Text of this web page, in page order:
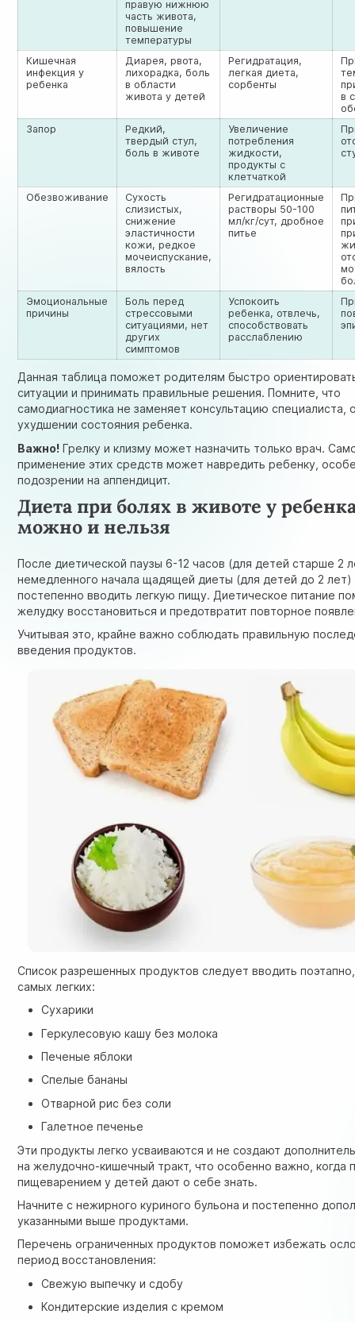
правую нижнюю
часть живота,
повышение
температуры
Кишечная
инфекция у
ребенка
Диарея, рвота,
лихорадка, боль
в области
живота у детей
Регидратация,
легкая диета,
сорбенты
в
Запор
Редкий,
твердый стул,
боль в животе
Увеличение
потребления
жидкости,
продукты с
клетчаткой
Обезвоживание
Сухость
слизистых,
снижение
эластичности
кожи, редкое
мочеиспускание,
вялость
Регидратационные
растворы 50-100
мл/кг/сут, дробное
питье
Эмоциональные
причины
Боль перед
стрессовыми
ситуациями, нет
других
симптомов
Успокоить
ребенка, отвлечь,
способствовать
расслаблению
Данная таблица поможет родителям быстро
ситуации и принимать правильные решения. Помните, что
самодиагностика не заменяет консультацию специалиста,
ухудшении состояния ребенка.
Важно! Грелку и клизму может назначить только врач.
применение этих средств может навредить ребенку,
подозрении на аппендицит.
Диета при болях в животе у
можно и нельзя
После диетической паузы 6-12 часов (для детей старше 2
немедленного начала щадящей диеты (для детей до 2
постепенно вводить легкую пищу. Диетическое питание
желудку восстановиться и предотвратит повторное
Учитывая это, крайне важно соблюдать правильную
введения продуктов.
Список разрешенных продуктов следует вводить
самых легких:
Сухарики
Геркулесовую кашу без молока
Печеные яблоки
Спелые бананы
Отварной рис без соли
Галетное печенье
Эти продукты легко усваиваются и не создают
на желудочно-кишечный тракт, что особенно важно, когда
пищеварением у детей дают о себе знать.
Начните с нежирного куриного бульона и постепенно
указанными выше продуктами.
Перечень ограниченных продуктов поможет избежать
период восстановления:
Свежую выпечку и сдобу
Кондитерские изделия с кремом